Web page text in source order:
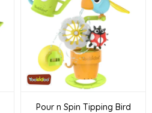
Pour n Spin Tipping Bird